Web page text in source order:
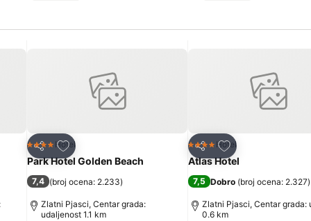
Deli
Dodati u favorite
4 Zvezdice
Hotel
Park Hotel Golden Beach
7,4 (broj ocena: 2.233)
Zlatni Pjasci, Centar grada:
udaljenost 1.1 km
Deli
Dodati u favorite
4 Zvezdice
Hotel
Atlas Hotel
7,5 Dobro (broj ocena: 2.327)
Zlatni Pjasci, Centar grada:
0.6 km